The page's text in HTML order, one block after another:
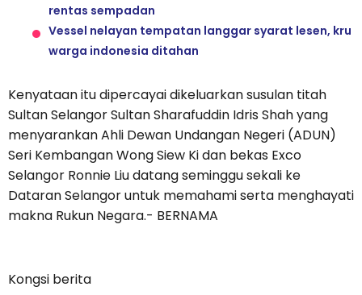
rentas sempadan
Vessel nelayan tempatan langgar syarat lesen, kru
warga indonesia ditahan
Kenyataan itu dipercayai dikeluarkan susulan titah
Sultan Selangor Sultan Sharafuddin Idris Shah yang
menyarankan Ahli Dewan Undangan Negeri (ADUN)
Seri Kembangan Wong Siew Ki dan bekas Exco
Selangor Ronnie Liu datang seminggu sekali ke
Dataran Selangor untuk memahami serta menghayati
makna Rukun Negara.- BERNAMA
Kongsi berita